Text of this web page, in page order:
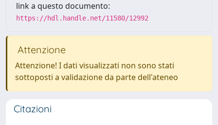
link a questo documento:
https://hdl.handle.net/11580/12992
Attenzione
Attenzione! I dati visualizzati non sono stati
sottoposti a validazione da parte dell'ateneo
Citazioni